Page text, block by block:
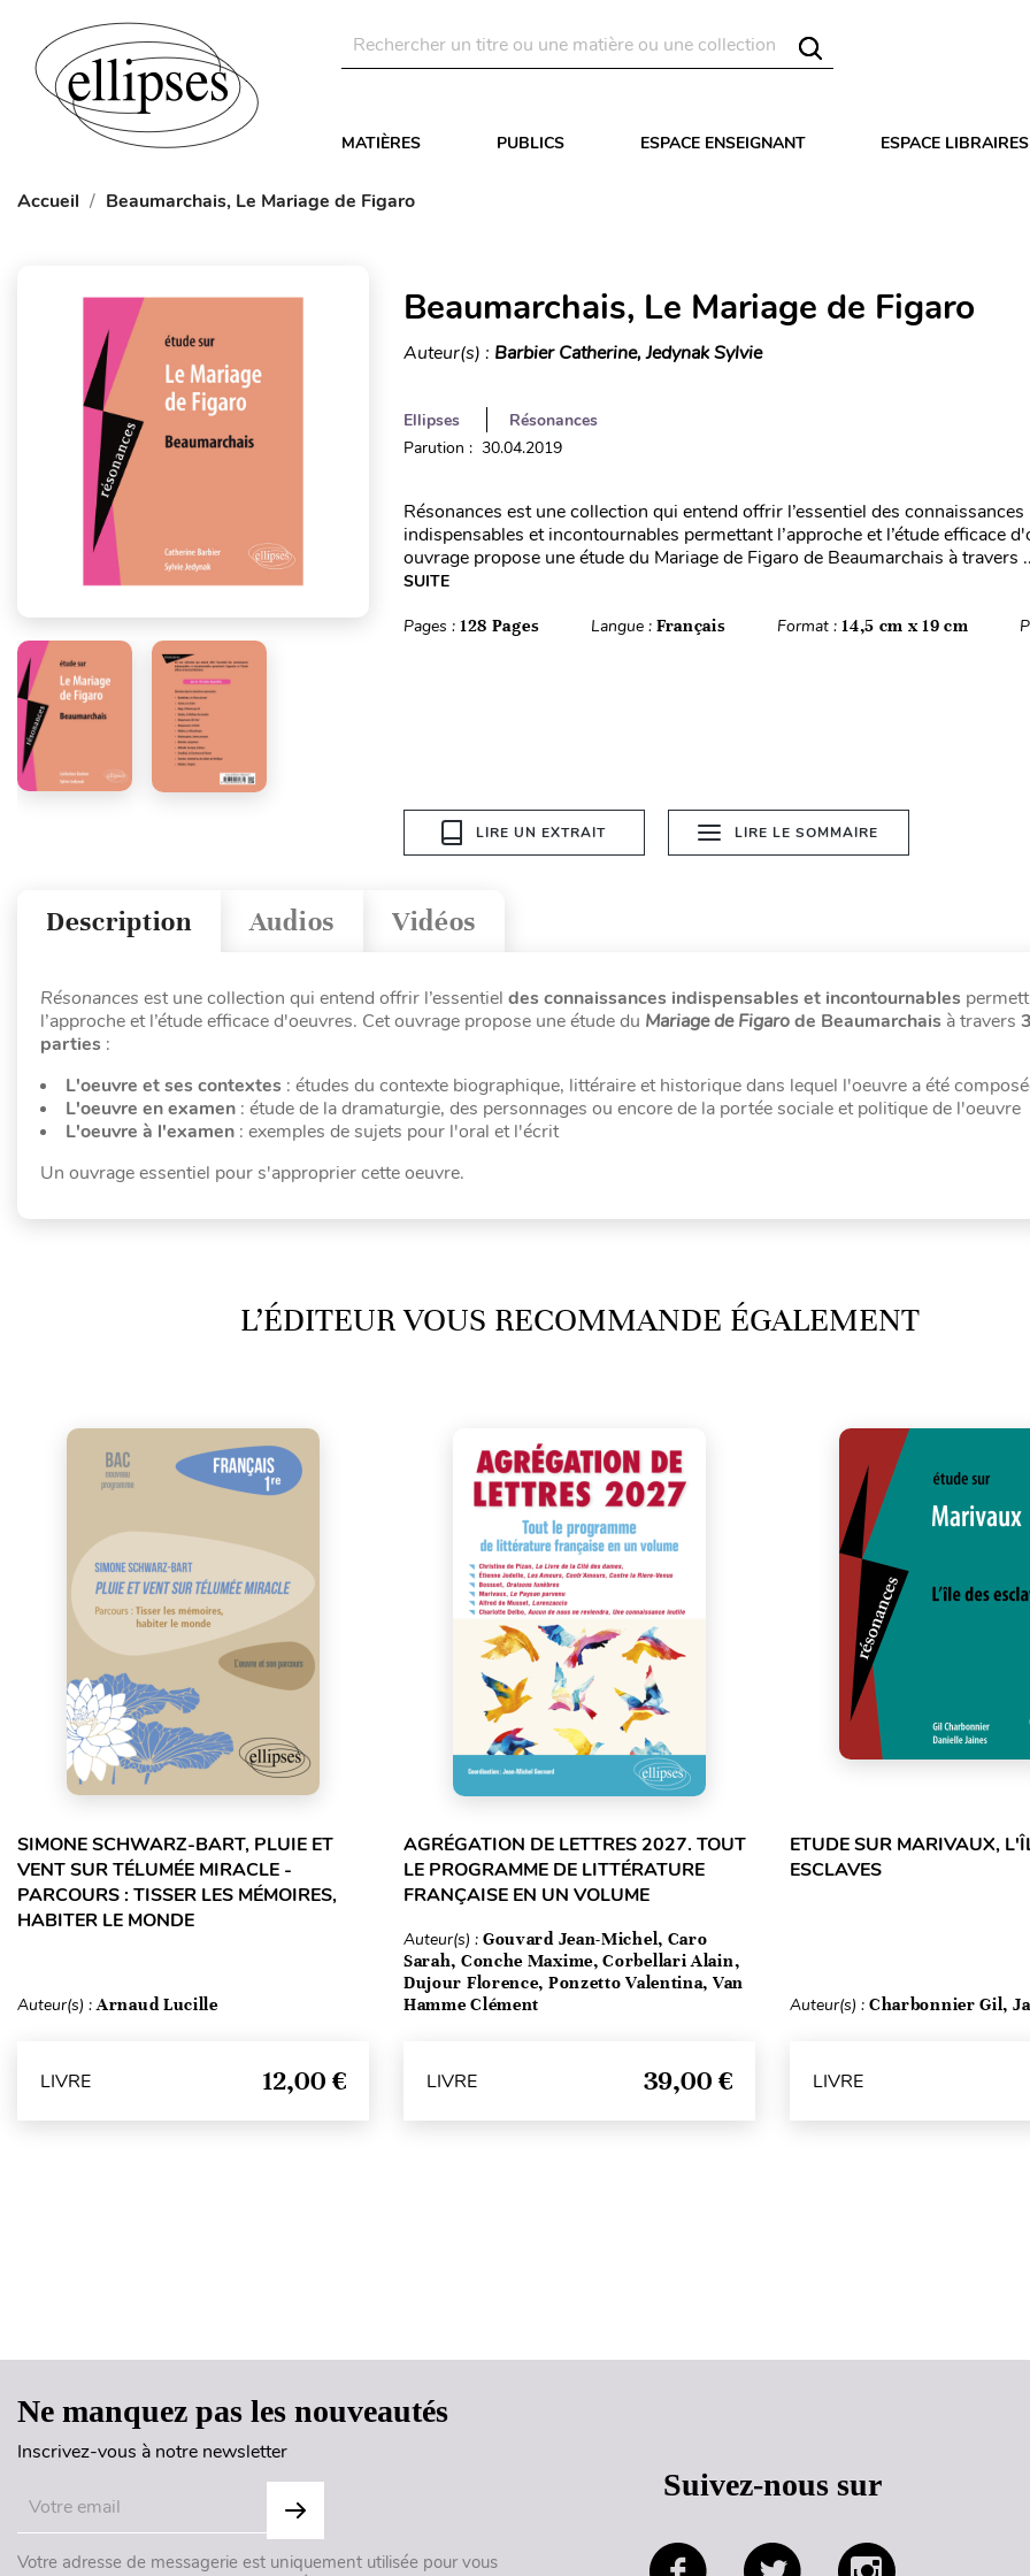
MATIÈRES PUBLICS ESPACE ENSEIGNANT ESPACE LIBRAIRES
Accueil Beaumarchais, Le Mariage de Figaro
Beaumarchais, Le Mariage de Figaro
Auteur(s) : Barbier Catherine, Jedynak Sylvie
Ellipses
Résonances
Parution : 30.04.2019
Résonances est une collection qui entend offrir l’essentiel des connaissances
indispensables et incontournables permettant l’approche et l’étude efficace
ouvrage propose une étude du Mariage de Figaro de Beaumarchais à travers
SUITE
Pages : 128 Pages Langue : Français Format :14,5 cm x 19 cm
LIRE UN EXTRAIT LIRE LE SOMMAIRE
Vidéos
Audios
Description
Résonances est une collection qui entend offrir l’essentiel des connaissances indispensables et incontournables
l’approche et l’étude efficace d'oeuvres. Cet ouvrage propose une étude du Mariage de Figarode Beaumarchais à travers
parties :
L'oeuvre et ses contextes : études du contexte biographique, littéraire et historique dans lequel l'oeuvre a été
L'oeuvre en examen : étude de la dramaturgie, des personnages ou encore de la portée sociale et politique de l'oeuvre
L'oeuvre à l'examen : exemples de sujets pour l'oral et l'écrit
Un ouvrage essentiel pour s'approprier cette oeuvre.
L’ÉDITEUR VOUS RECOMMANDE ÉGALEMENT
SIMONE SCHWARZ-BART, PLUIE ET
VENT SUR TÉLUMÉE MIRACLE -
PARCOURS : TISSER LES MÉMOIRES,
HABITER LE MONDE
Auteur(s) :Arnaud Lucille
LIVRE 12,00 €
AGRÉGATION DE LETTRES 2027. TOUT
LE PROGRAMME DE LITTÉRATURE
FRANÇAISE EN UN VOLUME
Auteur(s) : Gouvard Jean-Michel, Caro
Sarah, Conche Maxime, Corbellari Alain,
Dujour Florence, Ponzetto Valentina, Van
Hamme Clément
LIVRE 39,00 €
ETUDE SUR MARIVAUX,
ESCLAVES
Auteur(s) : Charbonnier Gil,
LIVRE
Ne manquez pas les nouveautés
Inscrivez-vous à notre newsletter
Votre adresse de messagerie est uniquement utilisée pour vous
Suivez-nous sur